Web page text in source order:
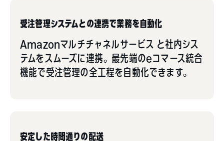
受注管理システムとの連携で業務を自動化
Amazonマルチチャネルサービス と社内シス
テムをスムーズに連携。最先端のeコマース統合
機能で受注管理の全工程を自動化できます。
安定した時間通りの配送